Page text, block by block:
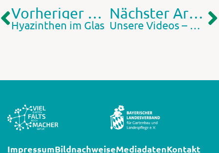
Vorheriger Artikel
Hyazinthen im Glas
Nächster Artikel
Unsere Videos – Gartenpraxis zum Nachschauen
ImpressumBildnachweiseMediadatenKontakt